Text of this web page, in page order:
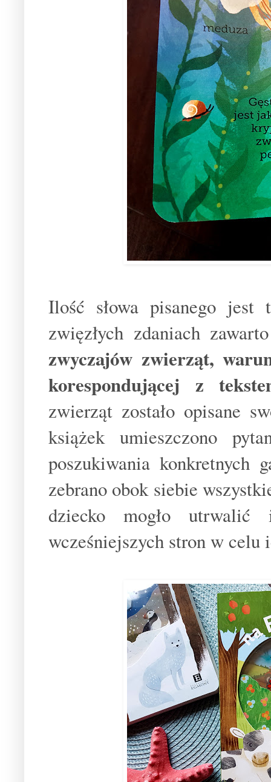
Ilość słowa pisanego
zwięzłych zdaniach
zwyczajów zwierząt,
korespondującej z
zwierząt zostało opisane
książek umieszczono
poszukiwania konkretnych
zebrano obok siebie
dziecko mogło
wcześniejszych stron w celu